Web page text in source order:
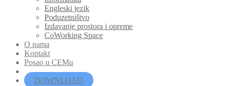
Engleski jezik
Poduzetništvo
Izdavanje prostora i opreme
CoWorking Space
O nama
Kontakt
Posao u CEMu
DOWNLOAD